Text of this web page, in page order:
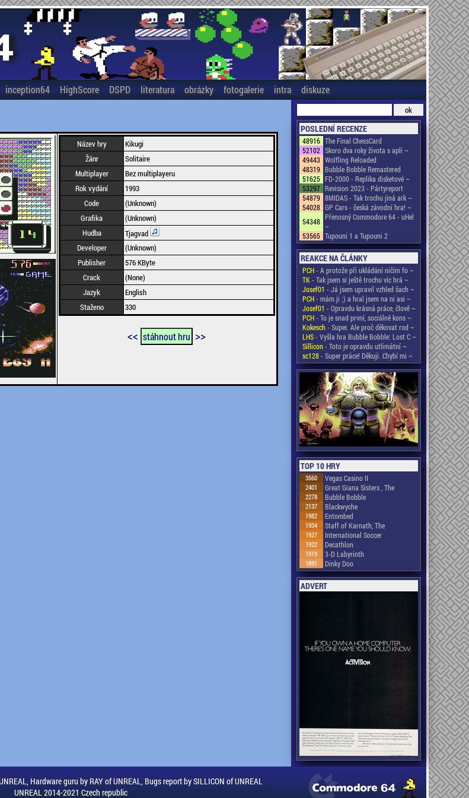
inception64 HighScore DSPD literatura obrázky fotogalerie intra diskuze
Název hry
Kikugi
Žánr
Solitaire
Multiplayer
Bez multiplayeru
Rok vydání
1993
Code
(Unknown)
Grafika
(Unknown)
Hudba
Tjagvad
Developer
(Unknown)
Publisher
576 KByte
Crack
(None)
Jazyk
English
Staženo
330
<< stáhnout hru >>
POSLEDNÍ RECENZE
48916 The Final ChessCard
52102 Skoro dva roky života s apli ~
49443 Wolfling Reloaded
48319 Bubble Bobble Remastered
51625 FD-2000 - Replika disketové ~
53297 Revision 2023 - Pártyreport
54879 8MIDAS - Tak trochu jiná ark ~
54028 GP Cars - česká závodní hra! ~
54348 Přenosný Commodore 64 - uHel
~
53565 Tupouni 1 a Tupouni 2
REAKCE NA ČLÁNKY
PCH- A protože při ukládání ničím fo ~
TK- Tak jsem si ještě trochu víc hrá ~
Josef01 - Já jsem upravil vzhled šach ~
PCH- mám ji ;) a hral jsem na ni asi ~
Josef01 - Opravdu krásná práce, člově ~
PCH- To je snad první, sociálně kons ~
Kokesch- Super. Ale proč děkovat rod ~
LHS- Vyšla hra Bubble Bobble: Lost C ~
Sillicon- Toto je opravdu utlimátní ~
sc128- Super práce! Děkuji. Chybí mi ~
TOP 10 HRY
3560 Vegas Casino II
2401 Great Giana Sisters , The
2278 Bubble Bobble
2137 Blackwyche
1982 Entombed
1934 Staff of Karnath, The
1927 International Soccer
1922 Decathlon
1919 3-D Labyrinth
1891 Dinky Doo
ADVERT
Hardware guru by RAY of UNREAL, Bugs report by SILLICON of UNREAL
UNREAL 2014-2021 Czech republic